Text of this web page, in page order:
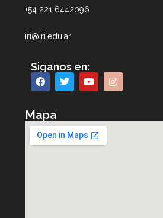
+54 221 6442096
iri@iri.edu.ar
Siganos en:
Mapa